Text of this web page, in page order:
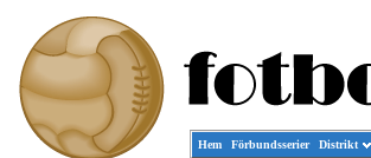
Hem Förbundsserier Distrikt